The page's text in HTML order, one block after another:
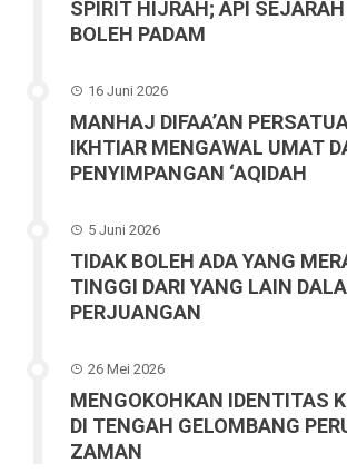
SPIRIT HIJRAH; API
BOLEH PADAM
16 Juni 2026
MANHAJ DIFAA’AN
IKHTIAR MENGAWAL UMAT
PENYIMPANGAN ‘AQIDAH
5 Juni 2026
TIDAK BOLEH ADA YANG
TINGGI DARI YANG LAIN
PERJUANGAN
26 Mei 2026
MENGOKOHKAN IDENTITAS
DI TENGAH GELOMBANG
ZAMAN